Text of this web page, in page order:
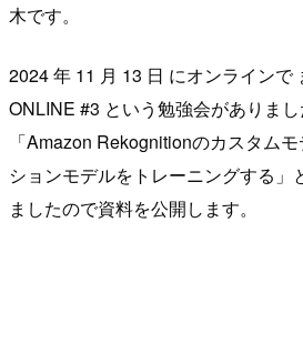
木です。
2024 年 11 月 13 日 にオンラインで
ONLINE #3 という勉強会がありまし
「Amazon Rekognitionのカスタム
ションモデルをトレーニングする」
ましたので資料を公開します。